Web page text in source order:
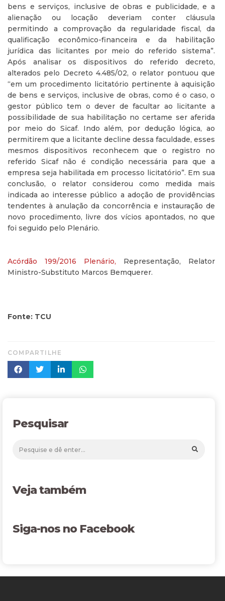
bens e serviços, inclusive de obras e publicidade, e a
alienação ou locação deveriam conter cláusula
permitindo a comprovação da regularidade fiscal, da
qualificação econômico-financeira e da habilitação
jurídica das licitantes por meio do referido sistema”.
Após analisar os dispositivos do referido decreto,
alterados pelo Decreto 4.485/02, o relator pontuou que
“em um procedimento licitatório pertinente à aquisição
de bens e serviços, inclusive de obras, como é o caso, o
gestor público tem o dever de facultar ao licitante a
possibilidade de sua habilitação no certame ser aferida
por meio do Sicaf. Indo além, por dedução lógica, ao
permitirem que a licitante decline dessa faculdade, esses
mesmos dispositivos reconhecem que o registro no
referido Sicaf não é condição necessária para que a
empresa seja habilitada em processo licitatório”. Em sua
conclusão, o relator considerou como medida mais
indicada ao interesse público a adoção de providências
tendentes à anulação da concorrência e instauração de
novo procedimento, livre dos vícios apontados, no que
foi seguido pelo Plenário.
Acórdão 199/2016 Plenário, Representação, Relator
Ministro-Substituto Marcos Bemquerer.
Fonte: TCU
COMPARTILHE
Pesquisar
Veja também
Siga-nos no Facebook